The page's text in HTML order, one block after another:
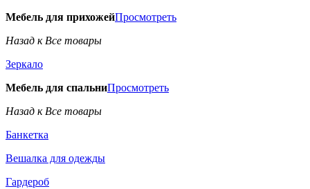
Мебель для прихожейПросмотреть
Назад к Все товары
Зеркало
Мебель для спальниПросмотреть
Назад к Все товары
Банкетка
Вешалка для одежды
Гардероб